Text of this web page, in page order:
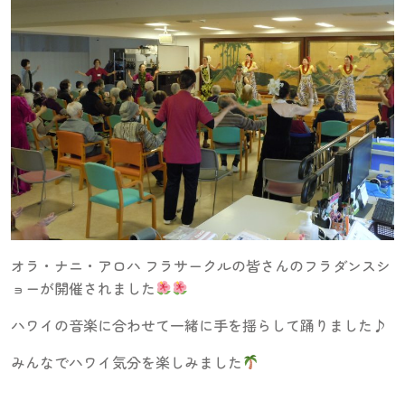
オラ・ナニ・アロハ フラサークルの皆さんのフラダンスシ
ョーが開催されました
ハワイの音楽に合わせて一緒に手を揺らして踊りました♪
みんなでハワイ気分を楽しみました